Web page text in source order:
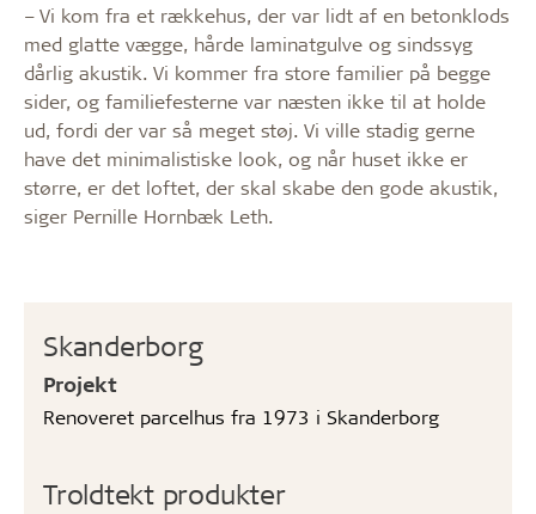
Skanderborg
Projekt
Renoveret parcelhus fra 1973 i Skanderborg
Troldtekt produkter
– Vi kom fra et rækkehus, der var lidt af en betonklods
med glatte vægge, hårde laminatgulve og sindssyg
dårlig akustik. Vi kommer fra store familier på begge
sider, og familiefesterne var næsten ikke til at holde
ud, fordi der var så meget støj. Vi ville stadig gerne
have det minimalistiske look, og når huset ikke er
større, er det loftet, der skal skabe den gode akustik,
siger Pernille Hornbæk Leth.